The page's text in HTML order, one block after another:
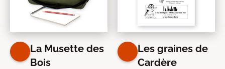
La Musette des
Bois
Les graines de
Cardère